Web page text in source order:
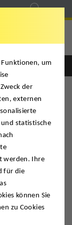
Englisch Deutsch
um
der
externen
statistische
werden. Ihre
für die
können Sie
zu Cookies